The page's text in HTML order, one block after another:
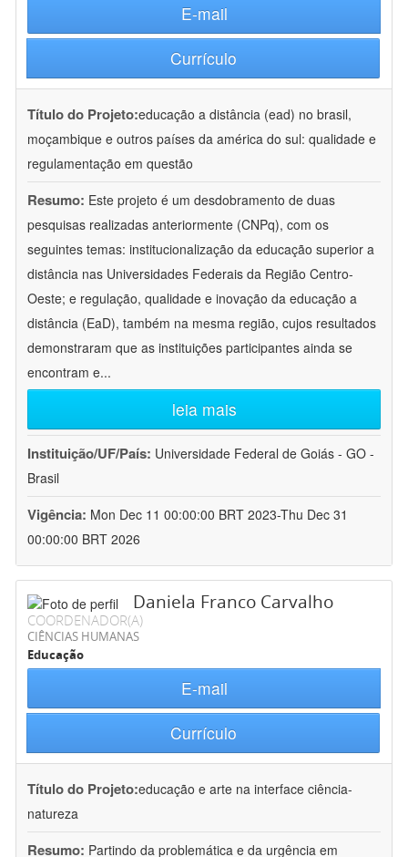
E-mail
Currículo
Título do Projeto:educação a distância (ead) no brasil,
moçambique e outros países da américa do sul: qualidade e
regulamentação em questão
Resumo: Este projeto é um desdobramento de duas
pesquisas realizadas anteriormente (CNPq), com os
seguintes temas: institucionalização da educação superior a
distância nas Universidades Federais da Região Centro-
Oeste; e regulação, qualidade e inovação da educação a
distância (EaD), também na mesma região, cujos resultados
demonstraram que as instituições participantes ainda se
encontram e...
leia mais
Instituição/UF/País: Universidade Federal de Goiás - GO -
Brasil
Vigência: Mon Dec 11 00:00:00 BRT 2023-Thu Dec 31
00:00:00 BRT 2026
Daniela Franco Carvalho
COORDENADOR(A)
CIÊNCIAS HUMANAS
Educação
E-mail
Currículo
Título do Projeto:educação e arte na interface ciência-
natureza
Resumo: Partindo da problemática e da urgência em